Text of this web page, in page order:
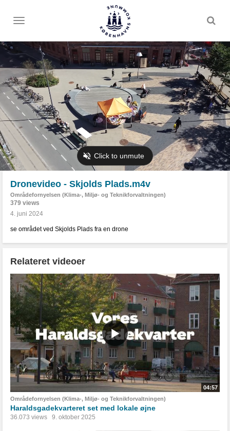
Toggle
Dronevideo - Skjolds Plads.m4v
Områdefornyelsen (Klima-, Miljø- og Teknikforvaltningen)
379 views
4. juni 2024
se området ved Skjolds Plads fra en drone
Relateret videoer
04:57
Områdefornyelsen (Klima-, Miljø- og Teknikforvaltningen)
Haraldsgadekvarteret set med lokale øjne
36.073 views 9. oktober 2025